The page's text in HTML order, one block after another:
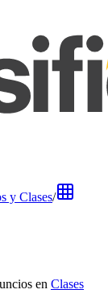
y Clases/
en Clases